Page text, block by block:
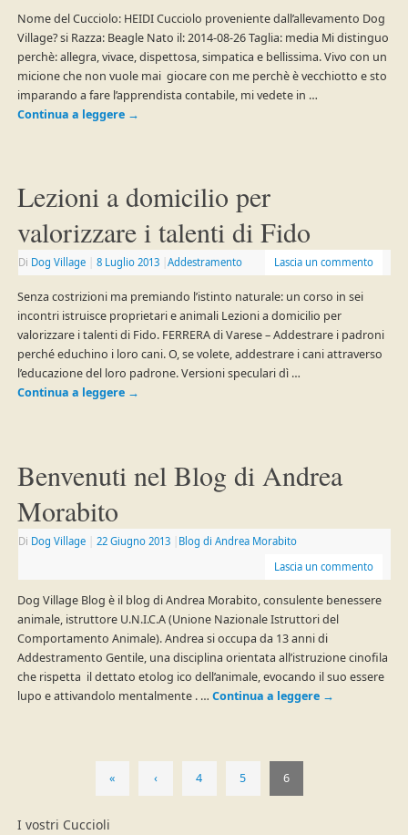
Nome del Cucciolo: HEIDI Cucciolo proveniente dall’allevamento Dog
Village? si Razza: Beagle Nato il: 2014-08-26 Taglia: media Mi distinguo
perchè: allegra, vivace, dispettosa, simpatica e bellissima. Vivo con un
micione che non vuole mai giocare con me perchè è vecchiotto e sto
imparando a fare l’apprendista contabile, mi vedete in …
Continua a leggere →
Lezioni a domicilio per
valorizzare i talenti di Fido
Di Dog Village 8 Luglio 2013 Addestramento Lascia un commento
Senza costrizioni ma premiando l’istinto naturale: un corso in sei
incontri istruisce proprietari e animali Lezioni a domicilio per
valorizzare i talenti di Fido. FERRERA di Varese – Addestrare i padroni
perché educhino i loro cani. O, se volete, addestrare i cani attraverso
l’educazione del loro padrone. Versioni speculari dì …
Continua a leggere →
Benvenuti nel Blog di Andrea
Morabito
Di Dog Village 22 Giugno 2013
Blog di Andrea Morabito
Lascia un commento
Dog Village Blog è il blog di Andrea Morabito, consulente benessere
animale, istruttore U.N.I.C.A (Unione Nazionale Istruttori del
Comportamento Animale). Andrea si occupa da 13 anni di
Addestramento Gentile, una disciplina orientata all’istruzione cinofila
che rispetta il dettato etolog ico dell’animale, evocando il suo essere
lupo e attivandolo mentalmente . … Continua a leggere →
« ‹ 4 5 6
I vostri Cuccioli